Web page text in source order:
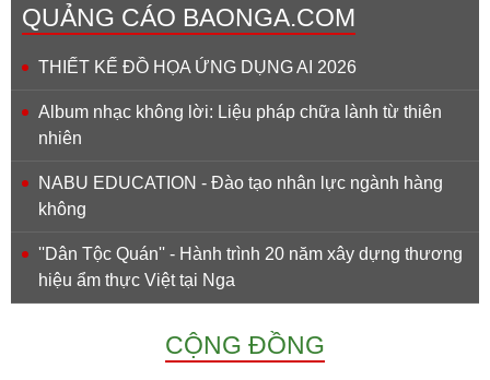
QUẢNG CÁO BAONGA.COM
THIẾT KẾ ĐỒ HỌA ỨNG DỤNG AI 2026
Album nhạc không lời: Liệu pháp chữa lành từ thiên
nhiên
NABU EDUCATION - Đào tạo nhân lực ngành hàng
không
''Dân Tộc Quán'' - Hành trình 20 năm xây dựng thương
hiệu ẩm thực Việt tại Nga
CỘNG ĐỒNG